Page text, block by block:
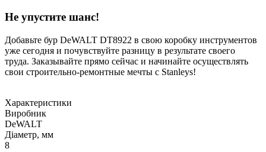
Не упустите шанс!
Добавьте бур DeWALT DT8922 в свою коробку инструментов
уже сегодня и почувствуйте разницу в результате своего
труда. Заказывайте прямо сейчас и начинайте осуществлять
свои строительно-ремонтные мечты с Stanleys!
Характеристики
Виробник
DeWALT
Діаметр, мм
8